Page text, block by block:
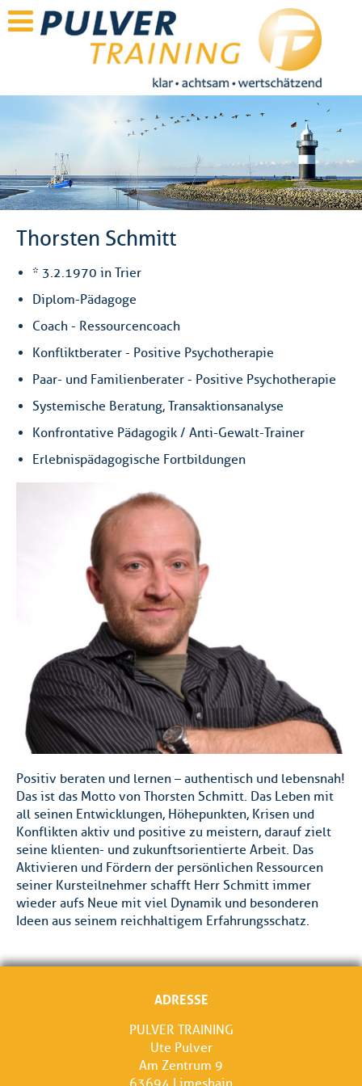
Thorsten Schmitt
* 3.2.1970 in Trier
Diplom-Pädagoge
Coach - Ressourcencoach
Konfliktberater - Positive Psychotherapie
Paar- und Familienberater - Positive Psychotherapie
Systemische Beratung, Transaktionsanalyse
Konfrontative Pädagogik / Anti-Gewalt-Trainer
Erlebnispädagogische Fortbildungen
Positiv beraten und lernen – authentisch und lebensnah!
Das ist das Motto von Thorsten Schmitt. Das Leben mit
all seinen Entwicklungen, Höhepunkten, Krisen und
Konflikten aktiv und positive zu meistern, darauf zielt
seine klienten- und zukunftsorientierte Arbeit. Das
Aktivieren und Fördern der persönlichen Ressourcen
seiner Kursteilnehmer schafft Herr Schmitt immer
wieder aufs Neue mit viel Dynamik und besonderen
Ideen aus seinem reichhaltigem Erfahrungsschatz.
ADRESSE
PULVER TRAINING
Ute Pulver
Am Zentrum 9